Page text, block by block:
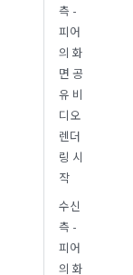
측 -
피어
의 화
면 공
유 비
디오
렌더
링 시
작
수신
측 -
피어
의 화